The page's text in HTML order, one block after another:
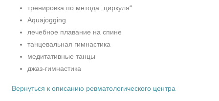
тренировка по метода „циркуля“
Aquajogging
лечебное плавание на спине
танцевальная гимнастика
медитативные танцы
джаз-гимнастика
Вернуться к описанию ревматологического центра